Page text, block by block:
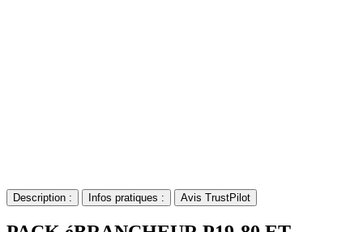
Description : Infos pratiques : Avis TrustPilot